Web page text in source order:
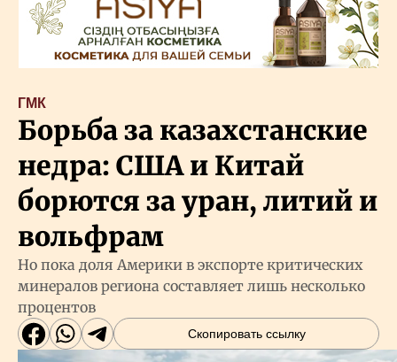
ГМК
Борьба за казахстанские
недра: США и Китай
борются за уран, литий и
вольфрам
Но пока доля Америки в экспорте критических
минералов региона составляет лишь несколько
процентов
Скопировать ссылку